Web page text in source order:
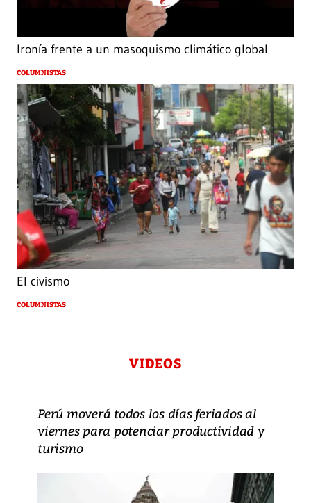
Ironía frente a un masoquismo climático global
COLUMNISTAS
El civismo
COLUMNISTAS
VIDEOS
Perú moverá todos los días feriados al
viernes para potenciar productividad y
turismo